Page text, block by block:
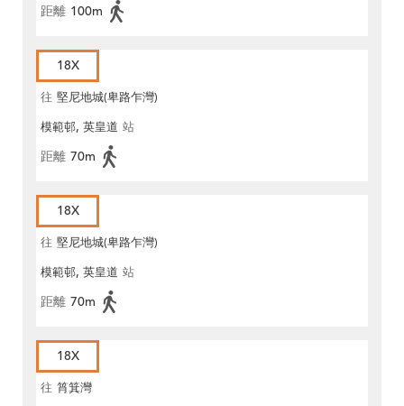
距離 100m
18X
往 堅尼地城(卑路乍灣)
模範邨, 英皇道 站
距離 70m
18X
往 堅尼地城(卑路乍灣)
模範邨, 英皇道 站
距離 70m
18X
往 筲箕灣